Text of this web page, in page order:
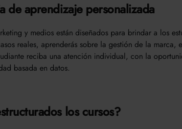
de aprendizaje personalizada
y medios están diseñados para brindar a los
reales, aprenderás sobre la gestión de la
reciba una atención individual, con la
basada en datos.
los cursos?